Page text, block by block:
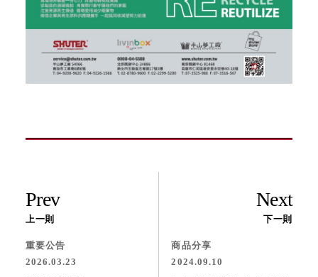
Prev
上一則
重要公告
2026.03.23
Next
下一則
商品分享
2024.09.10